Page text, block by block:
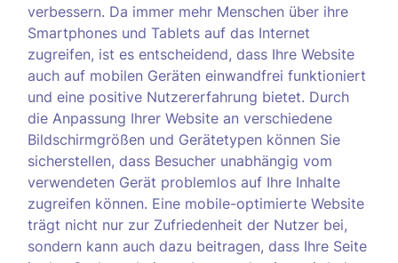
verbessern. Da immer mehr Menschen über ihre
Smartphones und Tablets auf das Internet
zugreifen, ist es entscheidend, dass Ihre Website
auch auf mobilen Geräten einwandfrei funktioniert
und eine positive Nutzererfahrung bietet. Durch
die Anpassung Ihrer Website an verschiedene
Bildschirmgrößen und Gerätetypen können Sie
sicherstellen, dass Besucher unabhängig vom
verwendeten Gerät problemlos auf Ihre Inhalte
zugreifen können. Eine mobile-optimierte Website
trägt nicht nur zur Zufriedenheit der Nutzer bei,
sondern kann auch dazu beitragen, dass Ihre Seite